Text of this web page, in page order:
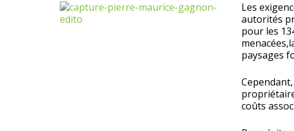
Les
autorités
pour les
paysages
coûts